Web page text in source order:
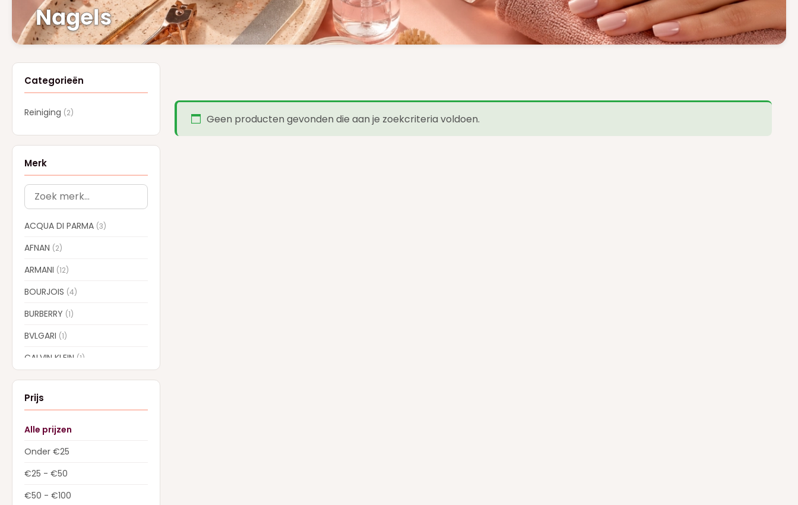
Nagels
Categorieën
Reiniging (2)
Merk
ACQUA DI PARMA (3)
AFNAN (2)
ARMANI (12)
BOURJOIS (4)
BURBERRY (1)
BVLGARI (1)
CALVIN KLEIN (1)
CAROLINA HERRERA(7)
CARTIER
CHLOE(6)
COLLISTAR
CREED (13)
DIOR (22)
Prijs
Alle prijzen
Onder €25
€25 - €50
€50 - €100
Geen producten gevonden die aan je zoekcriteria voldoen.